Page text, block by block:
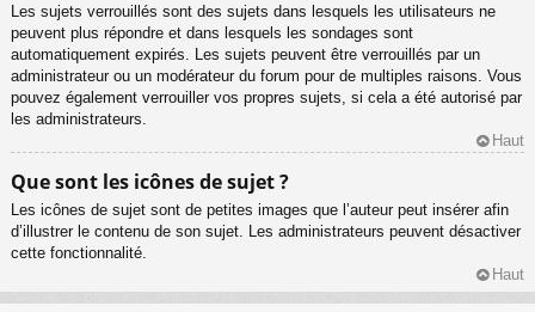
Les sujets verrouillés sont des sujets dans lesquels les utilisateurs ne
peuvent plus répondre et dans lesquels les sondages sont
automatiquement expirés. Les sujets peuvent être verrouillés par un
administrateur ou un modérateur du forum pour de multiples raisons. Vous
pouvez également verrouiller vos propres sujets, si cela a été autorisé par
les administrateurs.
Haut
Que sont les icônes de sujet ?
Les icônes de sujet sont de petites images que l’auteur peut insérer afin
d’illustrer le contenu de son sujet. Les administrateurs peuvent désactiver
cette fonctionnalité.
Haut